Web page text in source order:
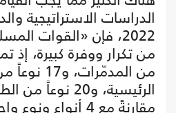
الدراسات الاستراتيجية
2022، فإن «القوات
من
الرئيسية، و20